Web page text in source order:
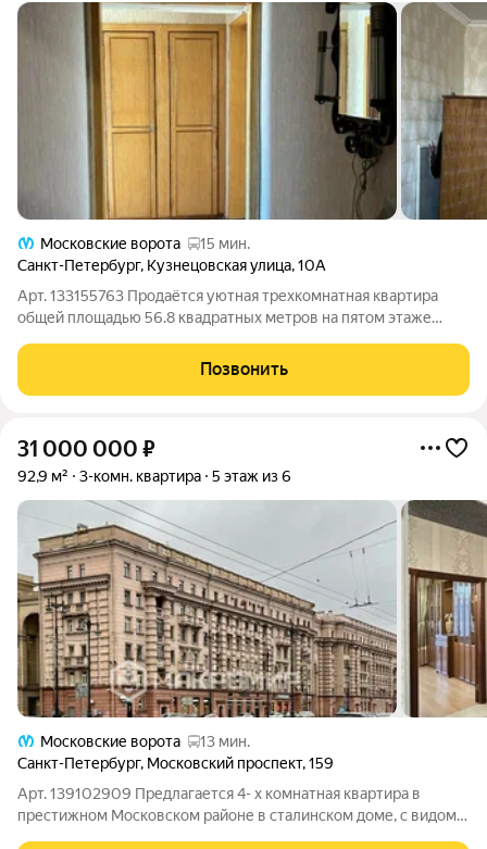
Московские ворота
15 мин.
Санкт-Петербург, Кузнецовская улица,10А
Арт. 133155763 Продаётся уютная трехкомнатная квартира
общей площадью 56.8 квадратных метров на пятом этаже
Кузнецовская, дом 10, в Московском районе города Санкт-
Петербурга. Жилая площадь
Позвонить
31 000 000 ₽
92,9 м² 3-комн. квартира 5 этаж из 6
Московские ворота
13 мин.
Санкт-Петербург, Московский проспект,159
Арт. 139102909 Предлагается 4- х комнатная квартира в
престижном Московском районе в сталинском доме, с видом